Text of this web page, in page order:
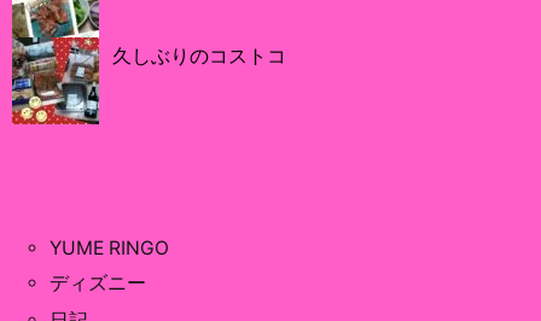
久しぶりのコストコ
YUME RINGO
ディズニー